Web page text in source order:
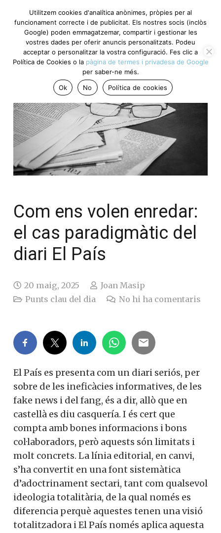
Com ens volen enredar:
el cas paradigmàtic del
diari El País
20 maig, 2025
Joan Masip
Punts clau del dia
No hi ha comentaris
El País es presenta com un diari seriós, per
sobre de les ineficàcies informatives, de les
fake news i del fang, és a dir, allò que en
castellà es diu casquería. I és cert que
compta amb bones informacions i bons
col·laboradors, però aquests són limitats i
molt concrets. La línia editorial, en canvi,
s’ha convertit en una font sistemàtica
d’adoctrinament sectari, tant com qualsevol
ideologia totalitària, de la qual només es
diferencia perquè aquestes tenen una visió
totalitzadora i El País només aplica aquesta
Utilitzem cookies d'analítica anònimes, pròpies per al
funcionament correcte i de publicitat. Els nostres socis (inclòs
Google) poden emmagatzemar, compartir i gestionar les
vostres dades per oferir anuncis personalitzats. Podeu
acceptar o personalitzar la vostra configuració. Fes clic a
Política de Cookies o la pàgina de termes i privadesa de Google
per saber-ne més.
Ok
No Política de cookies